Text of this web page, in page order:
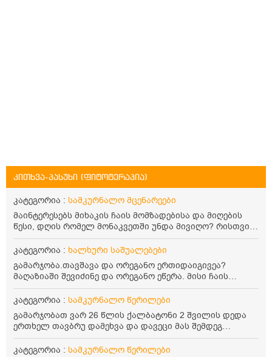
კითხვა-პასუხი (ფიტოტერაპია)
კატეგორია : სამკურნალო მცენარეები
მაინტერესებს მიხაკის ჩაის მომზადებისა და მიღების
წესი, დღის რომელ მონაკვეთში უნდა მივიღო? რისთვის
არის სასარგებლო და უკუჩვენება თუ აქვს
კატეგორია : ხალხური საშუალებები
გამარჯობა.თავშავა და ორეგანო ერთიდაიგივეა?
მაღაზიაში შევიძინე და ორეგანო ეწერა. მისი ჩაის
დალევის წესი მაინტერესებს.რისთვის არის კარგი?
წავიკითხე რომ: 1 ჭიქა თბილ წყალში ჩავყაროთ 1 ჩაის
კოვზი დაქუცმაცებული და გამხმარი ორეგანო და
გავაჩეროთ 10-15 წუთი, მივიღოთო ჭამიდან 1-2 საათში.
მიზანი: ანტიოქსიდანტური და ანთების საწინააღმდეგო
თვისება. სწორია ეს ინფორმაცია? უკუჩვენება რა აქვს
და ბრონქულ ასთმას თუ შველის ორეგანოს ჩაი?
კატეგორია : სამკურნალო წერილები
გამარჯობათ ვარ 26 წლის ქალბატონი 2 შვილის დედა
ერთხელ თავბრუ დამეხვა და დავეცი მას შემდეგ
დამეწყო შიშები ვეღარ გავდიოდი გარეთ რადგან ისევ
ასე ცუდად არ გავხდარიყავი ყურის ანთება მქონდა
კატეგორია : სამკურნალო წერილები